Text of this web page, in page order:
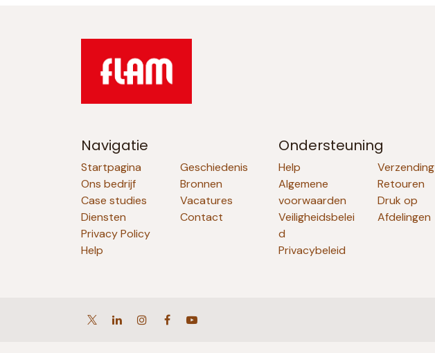
Navigatie
Startpagina
Ons bedrijf
Case studies
Diensten
Privacy Policy
Help
Geschiedenis
Bronnen
Vacatures
Contact
Ondersteuning
Help
Algemene
voorwaarden
Veiligheidsbelei
d
Privacybeleid
Verzending
Retouren
Druk op
Afdelingen